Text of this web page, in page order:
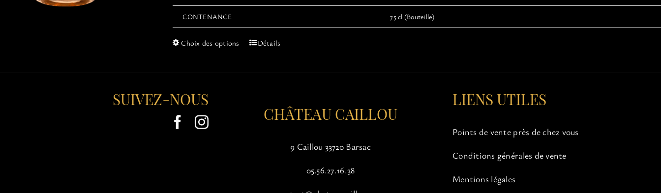
CONTENANCE 75 cl (Bouteille)
Choix des options
Ce
plusieurs
options
peuvent
Détails
SUIVEZ-NOUS
CHÂTEAU CAILLOU
9 Caillou 33720 Barsac
05.56.27.16.38
LIENS UTILES
Points de vente près de chez vous
Conditions générales de vente
Mentions légales